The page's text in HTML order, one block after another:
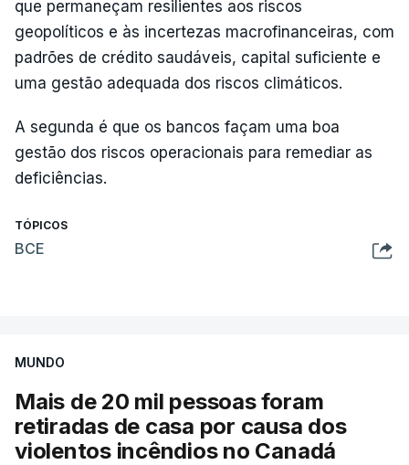
que permaneçam resilientes aos riscos
geopolíticos e às incertezas macrofinanceiras, com
padrões de crédito saudáveis, capital suficiente e
uma gestão adequada dos riscos climáticos.
A segunda é que os bancos façam uma boa
gestão dos riscos operacionais para remediar as
deficiências.
TÓPICOS
BCE
MUNDO
Mais de 20 mil pessoas foram
retiradas de casa por causa dos
violentos incêndios no Canadá